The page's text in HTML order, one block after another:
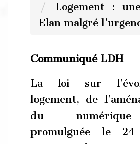
Logement :
Elan malgré
Communiqué LDH
La loi sur
logement, de
du
promulguée le 24